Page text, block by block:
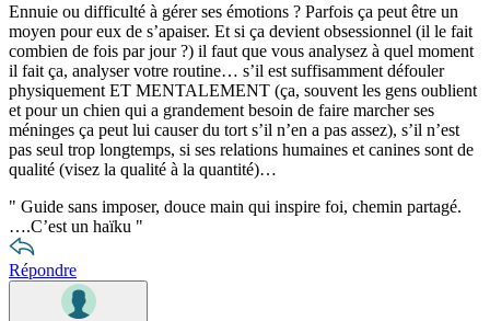
Ennuie ou difficulté à gérer ses émotions ? Parfois ça peut être un
moyen pour eux de s’apaiser. Et si ça devient obsessionnel (il le fait
combien de fois par jour ?) il faut que vous analysez à quel moment
il fait ça, analyser votre routine… s’il est suffisamment défouler
physiquement ET MENTALEMENT (ça, souvent les gens oublient
et pour un chien qui a grandement besoin de faire marcher ses
méninges ça peut lui causer du tort s’il n’en a pas assez), s’il n’est
pas seul trop longtemps, si ses relations humaines et canines sont de
qualité (visez la qualité à la quantité)…
" Guide sans imposer, douce main qui inspire foi, chemin partagé.
….C’est un haïku "
Répondre